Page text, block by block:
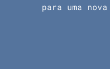
para uma